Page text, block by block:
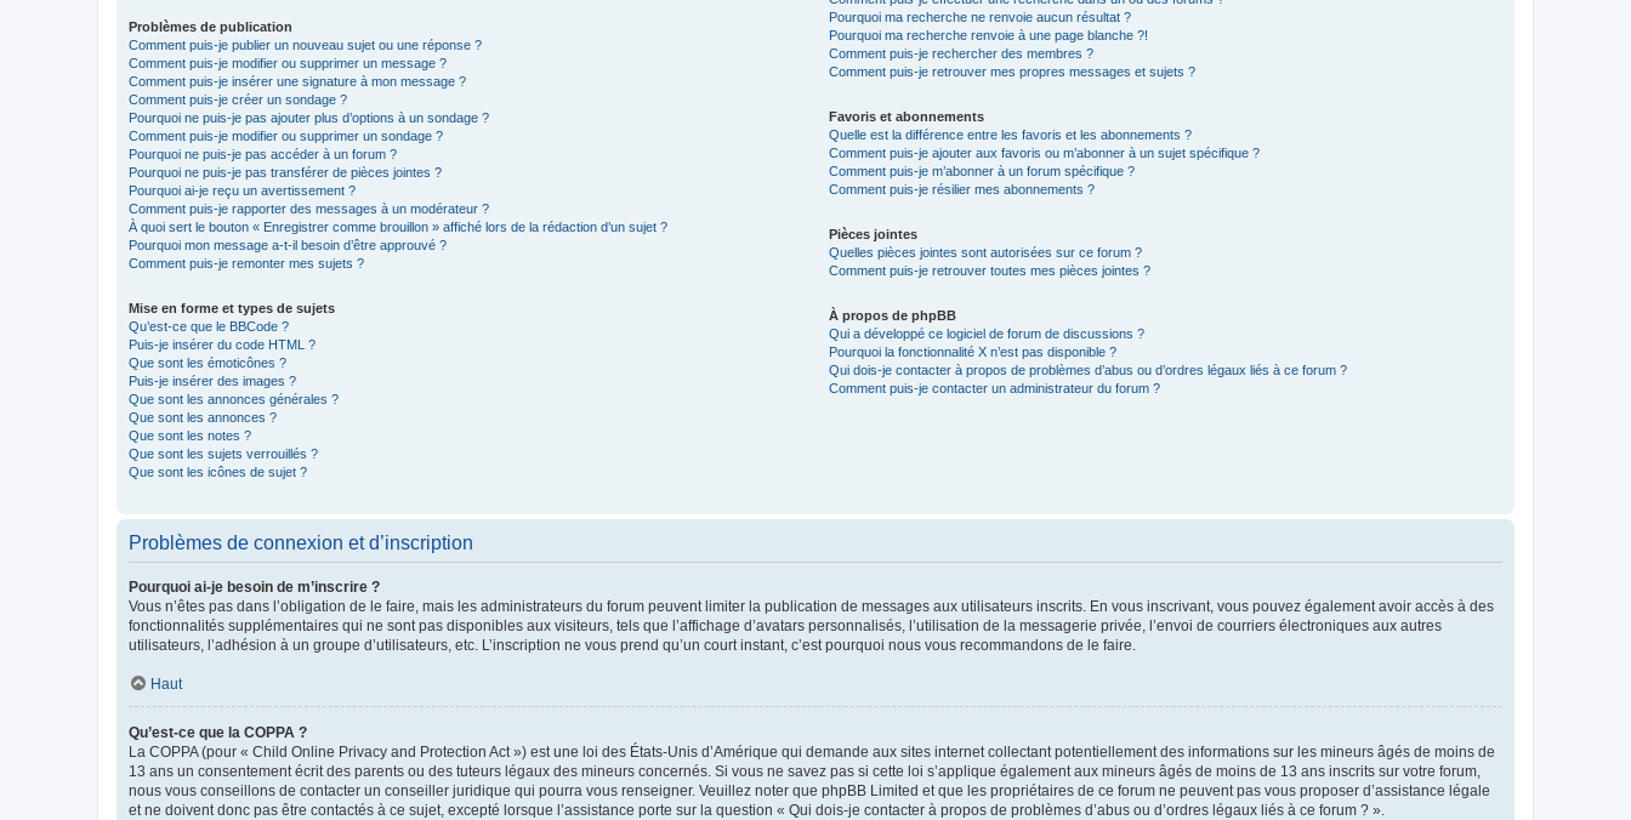
Problèmes de publication
Comment puis-je publier un nouveau sujet ou une réponse ?
Comment puis-je modifier ou supprimer un message ?
Comment puis-je insérer une signature à mon message ?
Comment puis-je créer un sondage ?
Pourquoi ne puis-je pas ajouter plus d’options à un sondage ?
Comment puis-je modifier ou supprimer un sondage ?
Pourquoi ne puis-je pas accéder à un forum ?
Pourquoi ne puis-je pas transférer de pièces jointes ?
Pourquoi ai-je reçu un avertissement ?
Comment puis-je rapporter des messages à un modérateur ?
À quoi sert le bouton « Enregistrer comme brouillon » affiché lors de la rédaction d’un sujet ?
Pourquoi mon message a-t-il besoin d’être approuvé ?
Comment puis-je remonter mes sujets ?
Mise en forme et types de sujets
Qu’est-ce que le BBCode ?
Puis-je insérer du code HTML ?
Que sont les émoticônes ?
Puis-je insérer des images ?
Que sont les annonces générales ?
Que sont les annonces ?
Que sont les notes ?
Que sont les sujets verrouillés ?
Que sont les icônes de sujet ?
Pourquoi ma recherche ne renvoie aucun résultat ?
Pourquoi ma recherche renvoie à une page blanche ?!
Comment puis-je rechercher des membres ?
Comment puis-je retrouver mes propres messages et sujets ?
Favoris et abonnements
Quelle est la différence entre les favoris et les abonnements ?
Comment puis-je ajouter aux favoris ou m’abonner à un sujet spécifique ?
Comment puis-je m’abonner à un forum spécifique ?
Comment puis-je résilier mes abonnements ?
Pièces jointes
Quelles pièces jointes sont autorisées sur ce forum ?
Comment puis-je retrouver toutes mes pièces jointes ?
À propos de phpBB
Qui a développé ce logiciel de forum de discussions ?
Pourquoi la fonctionnalité X n’est pas disponible ?
Qui dois-je contacter à propos de problèmes d’abus ou d’ordres légaux liés à ce forum ?
Comment puis-je contacter un administrateur du forum ?
Problèmes de connexion et d’inscription
Pourquoi ai-je besoin de m’inscrire ?
Vous n’êtes pas dans l’obligation de le faire, mais les administrateurs du forum peuvent limiter la publication de messages aux utilisateurs inscrits. En vous inscrivant, vous pouvez également avoir accès à des
fonctionnalités supplémentaires qui ne sont pas disponibles aux visiteurs, tels que l’affichage d’avatars personnalisés, l’utilisation de la messagerie privée, l’envoi de courriers électroniques aux autres
utilisateurs, l’adhésion à un groupe d’utilisateurs, etc. L’inscription ne vous prend qu’un court instant, c’est pourquoi nous vous recommandons de le faire.
Haut
Qu’est-ce que la COPPA ?
La COPPA (pour « Child Online Privacy and Protection Act ») est une loi des États-Unis d’Amérique qui demande aux sites internet collectant potentiellement des informations sur les mineurs âgés de moins de
13 ans un consentement écrit des parents ou des tuteurs légaux des mineurs concernés. Si vous ne savez pas si cette loi s’applique également aux mineurs âgés de moins de 13 ans inscrits sur votre forum,
nous vous conseillons de contacter un conseiller juridique qui pourra vous renseigner. Veuillez noter que phpBB Limited et que les propriétaires de ce forum ne peuvent pas vous proposer d’assistance légale
et ne doivent donc pas être contactés à ce sujet, excepté lorsque l’assistance porte sur la question « Qui dois-je contacter à propos de problèmes d’abus ou d’ordres légaux liés à ce forum ? ».